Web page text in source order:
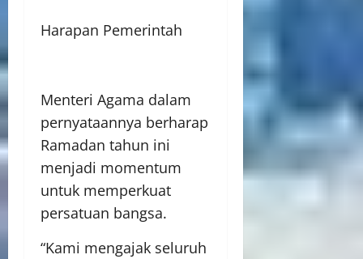
Harapan Pemerintah
Menteri Agama dalam
pernyataannya berharap
Ramadan tahun ini
menjadi momentum
untuk memperkuat
persatuan bangsa.
“Kami mengajak seluruh